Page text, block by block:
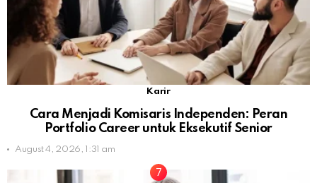
Karir
Cara Menjadi Komisaris Independen: Peran
Portfolio Career untuk Eksekutif Senior
August 4, 2026, 1:31 am